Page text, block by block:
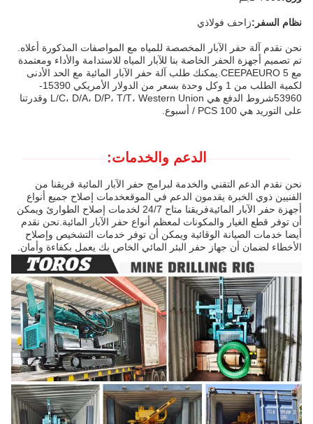
نظام السفر: زاحف فولاذي
نحن نقدم آلة حفر الآبار المخصصة للمياه مع المواصفات المذكورة أعلاه.
تم تصميم أجهزة الحفر الخاصة بنا للآبار المياه للاستدامة والأداء ومعتمدة
مع CEEPAEURO 5.يمكنك طلب آلة حفر الآبار المائية مع الحد الأدنى
لكمية الطلب من 1 وكل وحدة بسعر من الدولار الأمريكي 15390-
53960شروط الدفع هي L/C، D/A، D/P، T/T، Western Union وقدرتنا
على التوريد هي 100 PCS / أسبوع.
الدعم والخدمات:
نحن نقدم الدعم التقني والخدمة لبرامج حفر الآبار المائية فريقنا من
الفنيين ذوي الخبرة يقدمون الدعم في الموقعخدمات إصلاح جميع أنواع
أجهزة حفر الآبار المائيةفريقنا متاح 24/7 لخدمات إصلاح الطوارئ ويمكن
أن توفر قطع الغيار والمكونات لمعظم أنواع حفر الآبار المائية.نحن نقدم
أيضا خدمات الصيانة الوقائية ويمكن أن توفر خدمات التشخيص وإصلاح
الأخطاء لضمان أن جهاز حفر البئر المائي الخاص بك يعمل بكفاءة وأمان.